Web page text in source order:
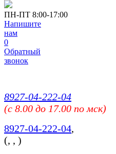
ПН-ПТ 8:00-17:00
Напишите
нам
0
Обратный
звонок
8927-04-222-04
(c 8.00 до 17.00 по мск)
8927-04-222-04,
(, , )